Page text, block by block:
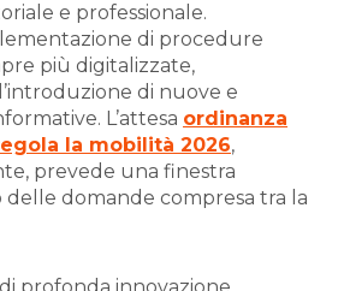
e professionale.
di procedure
più digitalizzate,
di nuove e
L’attesa ordinanza
la mobilità 2026,
prevede una finestra
delle domande compresa tra la